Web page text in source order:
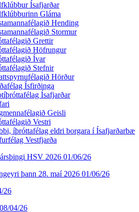
Ísafjarðar
Gláma
Hending
Stormur
Grettir
Höfrungur
Ívar
Stefnir
Hörður
Ísfirðinga
Ísafjarðar
Geisli
Vestri
íþróttafélag eldri borgara í Ísafjarðarbæ
Vestfjarða
HSV 2026 01/06/26
þann 28. maí 2026 01/06/26
26
08/04/26